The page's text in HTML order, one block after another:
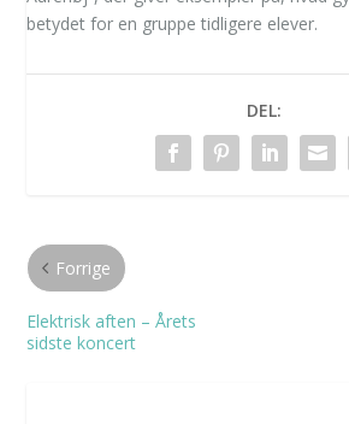
betydet for en gruppe tidligere elever.
DEL:
Forrige
Elektrisk aften – Årets
sidste koncert